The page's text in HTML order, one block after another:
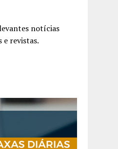
notícias
e revistas.